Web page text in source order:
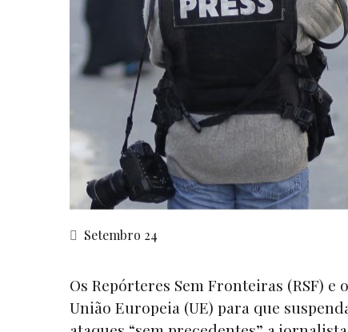
Setembro 24
Os Repórteres Sem Fronteiras (RSF)
União Europeia (UE) para que